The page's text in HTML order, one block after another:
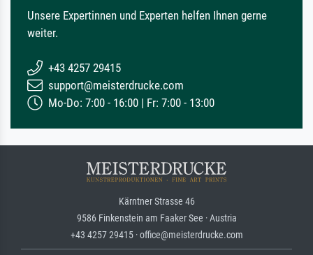
Unsere Expertinnen und Experten helfen Ihnen gerne
weiter.
+43 4257 29415
support@meisterdrucke.com
Mo-Do: 7:00 - 16:00 | Fr: 7:00 - 13:00
Kärntner Strasse 46
9586 Finkenstein am Faaker See · Austria
+43 4257 29415 · office@meisterdrucke.com